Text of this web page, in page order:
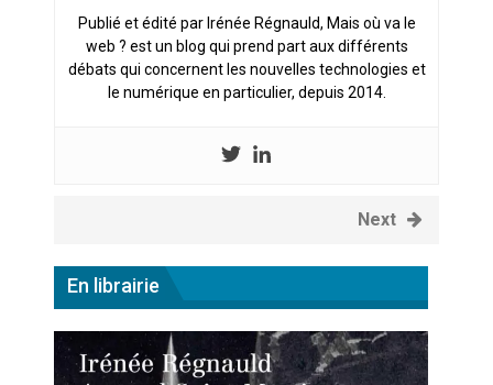
crypto-spatial
Publié et édité par Irénée Régnauld, Mais où va le
web ? est un blog qui prend part aux différents
débats qui concernent les nouvelles technologies et
le numérique en particulier, depuis 2014.
Next
En librairie